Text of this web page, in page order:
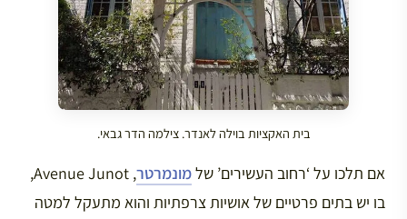
בית האקציות בוילה לאנדר. צילמה הדר גבאי.
אם תלכו על ‘רחוב העשירים’ שלמונמרטר
, Avenue Junot,
בו יש בתים פרטיים של אושיות צרפתיות והוא מתעקל למטה